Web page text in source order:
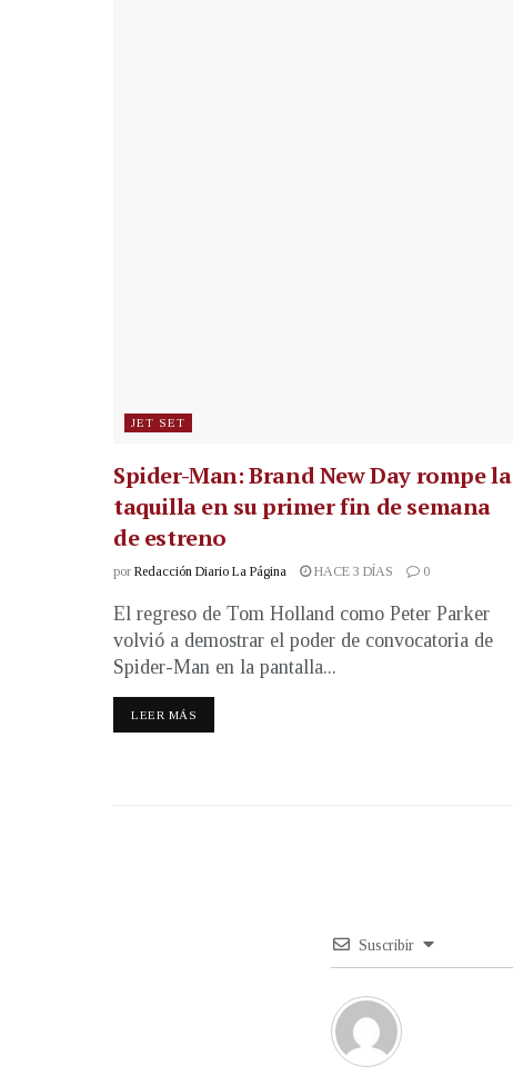
JET SET
Spider-Man: Brand New Day rompe la
taquilla en su primer fin de semana
de estreno
por Redacción Diario La Página HACE 3 DÍAS 0
El regreso de Tom Holland como Peter Parker
volvió a demostrar el poder de convocatoria de
Spider-Man en la pantalla...
LEER MÁS
Suscribir